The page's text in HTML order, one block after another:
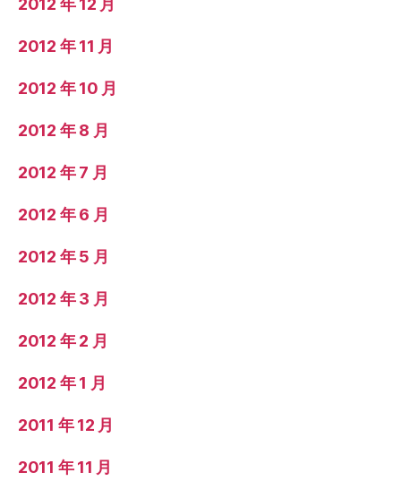
2012 年 11 月
2012 年 10 月
2012 年 8 月
2012 年 7 月
2012 年 6 月
2012 年 5 月
2012 年 3 月
2012 年 2 月
2012 年 1 月
2011 年 12 月
2011 年 11 月